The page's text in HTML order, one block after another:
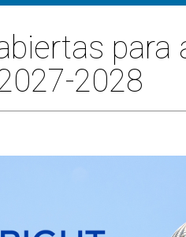
para
2028